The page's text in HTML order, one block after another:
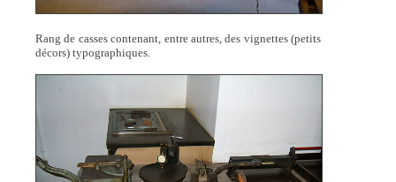
Rang de casses contenant, entre autres, des vignettes (petits
décors) typographiques.